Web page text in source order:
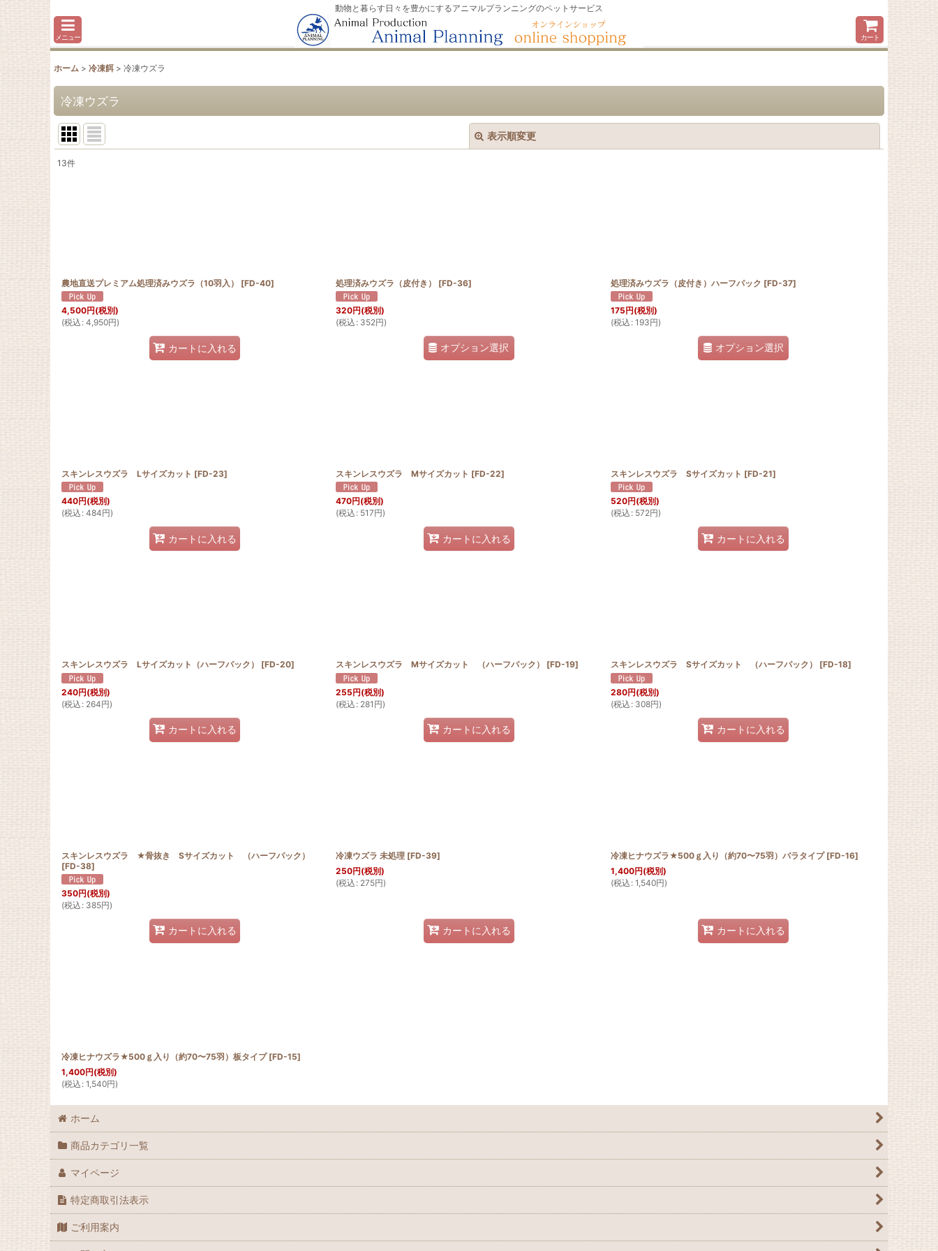
動物と暮らす日々を豊かにするアニマルプランニングのペットサービス
メニュー カート
ホーム > 冷凍餌 > 冷凍ウズラ
冷凍ウズラ
表示順変更
13件
農地直送プレミアム処理済みウズラ（10羽入） [FD-40]
4,500円(税別)
(税込 : 4,950円)
カートに入れる
処理済みウズラ（皮付き） [FD-36]
320円(税別)
(税込 : 352円)
オプション選択
処理済みウズラ（皮付き）ハーフパック [FD-37]
175円(税別)
(税込 : 193円)
オプション選択
スキンレスウズラ Lサイズカット [FD-23]
440円(税別)
(税込 : 484円)
カートに入れる
スキンレスウズラ Mサイズカット [FD-22]
470円(税別)
(税込 : 517円)
カートに入れる
スキンレスウズラ Sサイズカット [FD-21]
520円(税別)
(税込 : 572円)
カートに入れる
スキンレスウズラ Lサイズカット（ハーフパック） [FD-20]
240円(税別)
(税込 : 264円)
カートに入れる
スキンレスウズラ Mサイズカット （ハーフパック） [FD-19]
255円(税別)
(税込 : 281 円)
カートに入れる
スキンレスウズラ Sサイズカット （ハーフパック） [FD-18]
280円(税別)
(税込 : 308円)
カートに入れる
スキンレスウズラ ★骨抜き Sサイズカット （ハーフパック）
[FD-38]
350円(税別)
(税込 : 385円)
カートに入れる
冷凍ウズラ 未処理 [FD-39]
250円(税別)
(税込 : 275円)
カートに入れる
冷凍ヒナウズラ★500ｇ入り（約70〜75羽）バラタイプ [FD-16]
1,400円(税別)
(税込 : 1,540円)
カートに入れる
冷凍ヒナウズラ★500ｇ入り（約70〜75羽）板タイプ [FD-15]
1,400円(税別)
(税込 : 1,540円)
ホーム
商品カテゴリ一覧
マイページ
特定商取引法表示
ご利用案内